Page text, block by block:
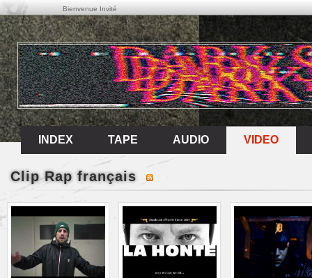
Bienvenue Invité
VIDEO
VIDEO
AUDIO
TAPE
INDEX
INDEX
Clip Rap français